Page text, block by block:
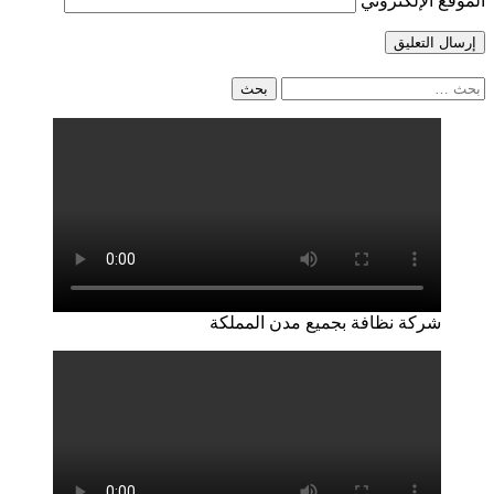
البحث
عن:
شركة نظافة بجميع مدن المملكة